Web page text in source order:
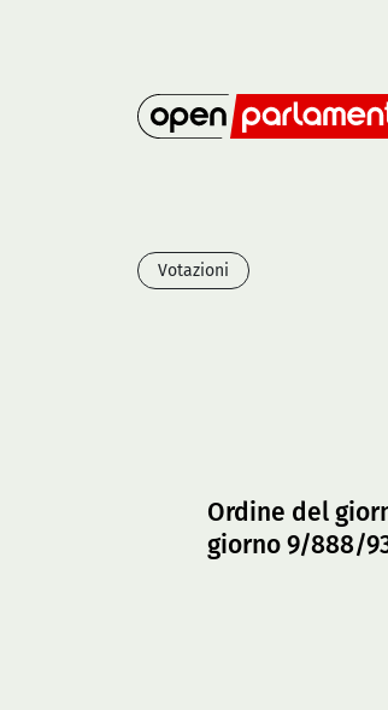
Votazioni
Ordine del
giorno 9/888/